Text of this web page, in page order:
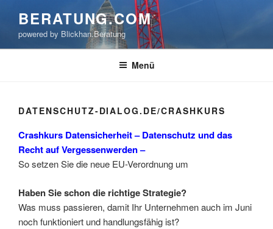
springen
BERATUNG.COM
powered by Blickhan.Beratung
Menü
DATENSCHUTZ-DIALOG.DE/CRASHKURS
Crashkurs Datensicherheit – Datenschutz und das
Recht auf Vergessenwerden –
So setzen Sie die neue EU-Verordnung um
Haben Sie schon die richtige Strategie?
Was muss passieren, damit Ihr Unternehmen auch im Juni
noch funktioniert und handlungsfähig ist?